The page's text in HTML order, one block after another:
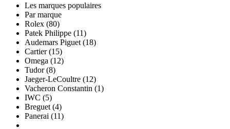
Les marques populaires
Par marque
Rolex (80)
Patek Philippe (11)
Audemars Piguet (18)
Cartier (15)
Omega (12)
Tudor (8)
Jaeger-LeCoultre (12)
Vacheron Constantin (1)
IWC (5)
Breguet (4)
Panerai (11)